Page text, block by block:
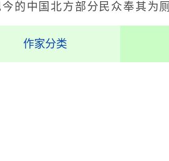
的中国北方部分民众奉其为厕
作家分类